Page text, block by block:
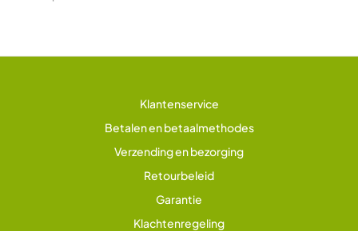
Klantenservice
Betalen en betaalmethodes
Verzending en bezorging
Retourbeleid
Garantie
Klachtenregeling